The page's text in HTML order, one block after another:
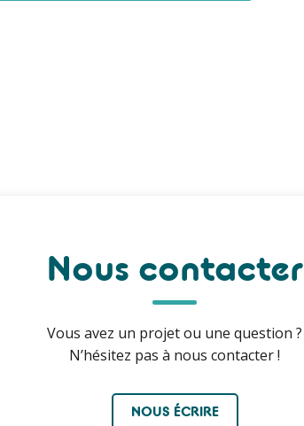
Nous contacter
Vous avez un projet ou une question ?
N’hésitez pas à nous contacter !
NOUS ÉCRIRE